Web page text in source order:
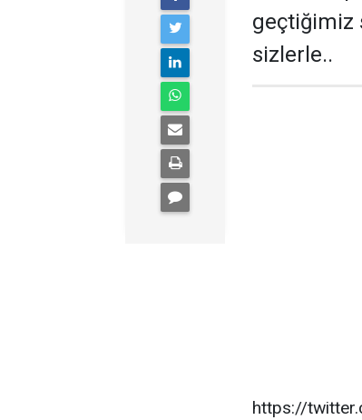
geçtiğimiz
sizlerle..
https://